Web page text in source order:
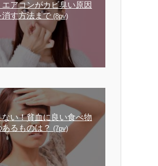
アコンがカビ臭い原因
す方法まで (8pv)
ない！貧血に良い食べ物
るものは？
(7pv)